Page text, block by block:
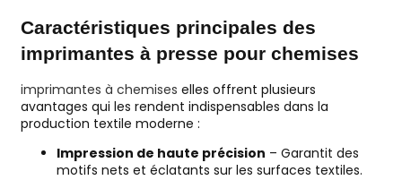
Caractéristiques principales des
imprimantes à presse pour chemises
imprimantes à chemises elles offrent plusieurs
avantages qui les rendent indispensables dans la
production textile moderne :
Impression de haute précision – Garantit des
motifs nets et éclatants sur les surfaces textiles.